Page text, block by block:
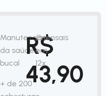
Manutenção
da saúde
bucal
+ de 200
R$
43,90
/mensais
em
12x